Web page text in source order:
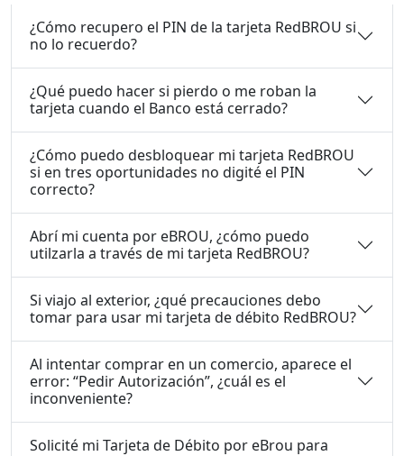
¿Cómo recupero el PIN de la tarjeta RedBROU si
no lo recuerdo?
¿Qué puedo hacer si pierdo o me roban la
tarjeta cuando el Banco está cerrado?
¿Cómo puedo desbloquear mi tarjeta RedBROU
si en tres oportunidades no digité el PIN
correcto?
Abrí mi cuenta por eBROU, ¿cómo puedo
utilzarla a través de mi tarjeta RedBROU?
Si viajo al exterior, ¿qué precauciones debo
tomar para usar mi tarjeta de débito RedBROU?
Al intentar comprar en un comercio, aparece el
error: “Pedir Autorización”, ¿cuál es el
inconveniente?
Solicité mi Tarjeta de Débito por eBrou para